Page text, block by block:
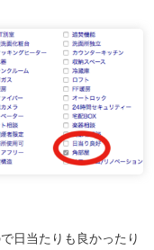
日当たりも良かったり